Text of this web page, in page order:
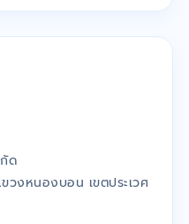
ด
งหนองบอน เขตประเวศ